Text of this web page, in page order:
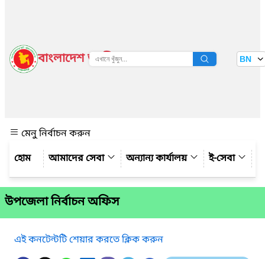
বাংলাদেশ জাতীয় তথ্য বাতায়ন BN
মেনু নির্বাচন করুন
আমাদের সেবা
অন্যান্য কার্যালয় ই-সেবা
উপজেলা নির্বাচন অফিস
এই কনটেন্টটি শেয়ার করতে ক্লিক করুন